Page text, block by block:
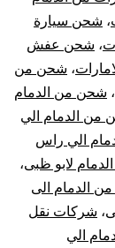
، شحن سيارة
، شحن عفش
، شحن من
، شحن من الدمام
من الدمام الي
الي راس
لابو ظبى،
الدمام الى
، شركات نقل
الي